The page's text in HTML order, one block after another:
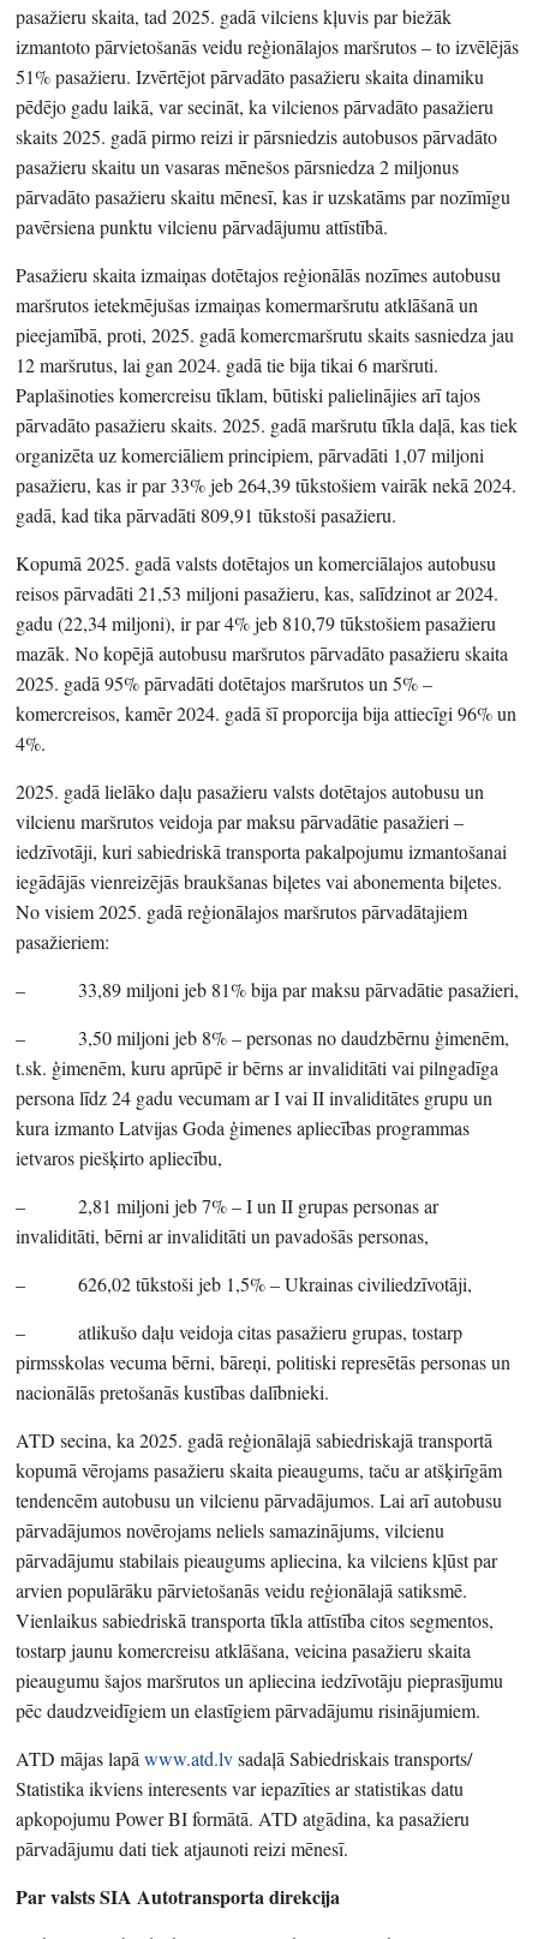
pasažieru skaita, tad 2025. gadā vilciens kļuvis par biežāk
izmantoto pārvietošanās veidu reģionālajos maršrutos – to izvēlējās
51% pasažieru. Izvērtējot pārvadāto pasažieru skaita dinamiku
pēdējo gadu laikā, var secināt, ka vilcienos pārvadāto pasažieru
skaits 2025. gadā pirmo reizi ir pārsniedzis autobusos pārvadāto
pasažieru skaitu un vasaras mēnešos pārsniedza 2 miljonus
pārvadāto pasažieru skaitu mēnesī, kas ir uzskatāms par nozīmīgu
pavērsiena punktu vilcienu pārvadājumu attīstībā.
Pasažieru skaita izmaiņas dotētajos reģionālās nozīmes autobusu
maršrutos ietekmējušas izmaiņas komermaršrutu atklāšanā un
pieejamībā, proti, 2025. gadā komercmaršrutu skaits sasniedza jau
12 maršrutus, lai gan 2024. gadā tie bija tikai 6 maršruti.
Paplašinoties komercreisu tīklam, būtiski palielinājies arī tajos
pārvadāto pasažieru skaits. 2025. gadā maršrutu tīkla daļā, kas tiek
organizēta uz komerciāliem principiem, pārvadāti 1,07 miljoni
pasažieru, kas ir par 33% jeb 264,39 tūkstošiem vairāk nekā 2024.
gadā, kad tika pārvadāti 809,91 tūkstoši pasažieru.
Kopumā 2025. gadā valsts dotētajos un komerciālajos autobusu
reisos pārvadāti 21,53 miljoni pasažieru, kas, salīdzinot ar 2024.
gadu (22,34 miljoni), ir par 4% jeb 810,79 tūkstošiem pasažieru
mazāk. No kopējā autobusu maršrutos pārvadāto pasažieru skaita
2025. gadā 95% pārvadāti dotētajos maršrutos un 5% –
komercreisos, kamēr 2024. gadā šī proporcija bija attiecīgi 96% un
4%.
2025. gadā lielāko daļu pasažieru valsts dotētajos autobusu un
vilcienu maršrutos veidoja par maksu pārvadātie pasažieri –
iedzīvotāji, kuri sabiedriskā transporta pakalpojumu izmantošanai
iegādājās vienreizējās braukšanas biļetes vai abonementa biļetes.
No visiem 2025. gadā reģionālajos maršrutos pārvadātajiem
pasažieriem:
– 33,89 miljoni jeb 81% bija par maksu pārvadātie pasažieri,
– 3,50 miljoni jeb 8% – personas no daudzbērnu ģimenēm,
t.sk. ģimenēm, kuru aprūpē ir bērns ar invaliditāti vai pilngadīga
persona līdz 24 gadu vecumam ar I vai II invaliditātes grupu un
kura izmanto Latvijas Goda ģimenes apliecības programmas
ietvaros piešķirto apliecību,
– 2,81 miljoni jeb 7% – I un II grupas personas ar
invaliditāti, bērni ar invaliditāti un pavadošās personas,
– 626,02 tūkstoši jeb 1,5% – Ukrainas civiliedzīvotāji,
– atlikušo daļu veidoja citas pasažieru grupas, tostarp
pirmsskolas vecuma bērni, bāreņi, politiski represētās personas un
nacionālās pretošanās kustības dalībnieki.
ATD secina, ka 2025. gadā reģionālajā sabiedriskajā transportā
kopumā vērojams pasažieru skaita pieaugums, taču ar atšķirīgām
tendencēm autobusu un vilcienu pārvadājumos. Lai arī autobusu
pārvadājumos novērojams neliels samazinājums, vilcienu
pārvadājumu stabilais pieaugums apliecina, ka vilciens kļūst par
arvien populārāku pārvietošanās veidu reģionālajā satiksmē.
Vienlaikus sabiedriskā transporta tīkla attīstība citos segmentos,
tostarp jaunu komercreisu atklāšana, veicina pasažieru skaita
pieaugumu šajos maršrutos un apliecina iedzīvotāju pieprasījumu
pēc daudzveidīgiem un elastīgiem pārvadājumu risinājumiem.
ATD mājas lapāwww.atd.lvsadaļā Sabiedriskais transports/
Statistika ikviens interesents var iepazīties ar statistikas datu
apkopojumu Power BI formātā. ATD atgādina, ka pasažieru
pārvadājumu dati tiek atjaunoti reizi mēnesī.
Par valsts SIA Autotransporta direkcija